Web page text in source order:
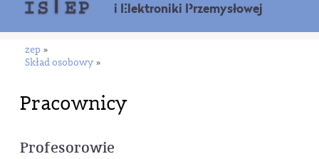
i Elektroniki Przemysłowej
zep »
Skład osobowy »
Pracownicy
Profesorowie